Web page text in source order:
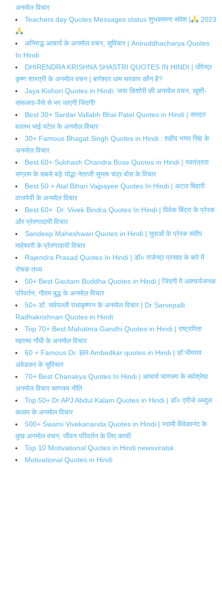
अनमोल विचार
Teachers day Quotes Messages status शुभकामना संदेश |
2023
अनिरुद्ध आचार्य के अनमोल वचन, सुविचार | Aniruddhacharya Quotes
In Hindi
DHIRENDRA KRISHNA SHASTRI QUOTES IN HINDI | धीरेन्द्र
कृष्ण शास्त्री के अनमोल वचन | बागेश्वर धाम सरकार कौन है?
Jaya Kishori Quotes in Hindi: जया किशोरी की अनमोल वचन, खुशी-
सफलता-पैसे से भर जाएगी जिंदगी!
Best 30+ Sardar Vallabh Bhai Patel Quotes in Hindi | सरदार
वल्लभ भाई पटेल के अनमोल विचार
30+ Famous Bhagat Singh Quotes in Hindi : शहीद भगत सिंह के
अनमोल विचार
Best 60+ Subhash Chandra Bose Quotes in Hindi | स्वतंत्रता
संग्राम के सबसे बड़े योद्धा नेताजी सुभाष चंद्र बोस के विचार
Best 50 + Atal Bihari Vajpayee Quotes In Hindi | अटल बिहारी
वाजपेयी के अनमोल विचार
Best 60+ Dr. Vivek Bindra Quotes In Hindi | विवेक बिंद्रा के प्रेरक
और प्रेरणादायी विचार
Sandeep Maheshwari Quotes in Hindi | युवाओं के प्रेरक संदीप
माहेश्वरी के प्रेरणादायी विचार
Rajendra Prasad Quotes In Hindi | डॉ० राजेन्द्र प्रसाद के बारे में
रोचक तथ्य
50+ Best Gautam Buddha Quotes in Hindi | जिंदगी में आश्चर्यजनक
परिवर्तन, गौतम बुद्ध के अनमोल विचार
50+ डॉ. सर्वपल्ली राधाकृष्णन के अनमोल विचार | Dr Sarvepalli
Radhakrishnan Quotes in Hindi
Top 70+ Best Mahatma Gandhi Quotes in Hindi | राष्ट्रपिता
महात्मा गाँधी के अनमोल विचार
60 + Famous Dr. BR Ambedkar quotes in Hindi | डॉ भीमराव
अंबेडकर के सुविचार
70+ Best Chanakya Quotes In Hindi | आचार्य चाणक्य के सर्वश्रेष्ठ
अनमोल विचार चाणक्य नीति
Top 50+ Dr APJ Abdul Kalam Quotes in Hindi | डॉ० एपीजे अब्दुल
कलाम के अनमोल विचार
500+ Swami Vivekananda Quotes in Hindi | स्वामी विवेकानंद के
कुछ अनमोल वचन, जीवन परिवर्तन के लिए काफी
Top 10 Motivational Quotes in Hindi newsviralsk
Motivational Quotes in Hindi